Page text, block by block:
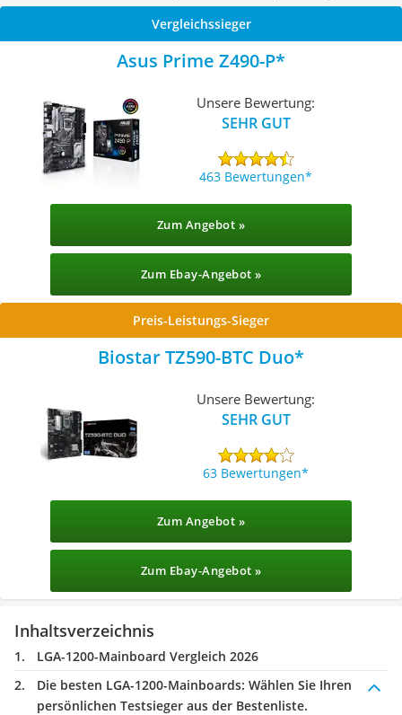
Vergleichssieger
Asus Prime Z490-P
Unsere Bewertung:
SEHR GUT
463 Bewertungen
Zum Angebot »
Zum Ebay-Angebot »
Preis-Leistungs-Sieger
Biostar TZ590-BTC Duo
Unsere Bewertung:
SEHR GUT
63 Bewertungen
Zum Angebot »
Zum Ebay-Angebot »
Inhaltsverzeichnis
LGA-1200-Mainboard Vergleich 2026
Die besten LGA-1200-Mainboards: Wählen Sie Ihren
persönlichen Testsieger aus der Bestenliste.